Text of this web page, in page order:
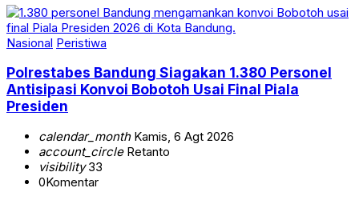
Nasional Peristiwa
Polrestabes Bandung Siagakan 1.380 Personel
Antisipasi Konvoi Bobotoh Usai Final Piala
Presiden
calendar_monthKamis, 6 Agt 2026
account_circleRetanto
visibility33
0Komentar